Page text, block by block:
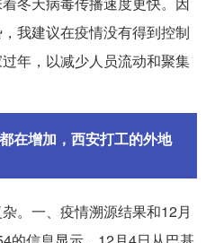
我建议在疫情没有得到控制
年，以减少人员流动和聚集
在增加，西安打工的外地
。一、疫情溯源结果和12月